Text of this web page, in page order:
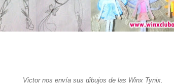
Victor nos envía sus dibujos de las Winx Tynix.